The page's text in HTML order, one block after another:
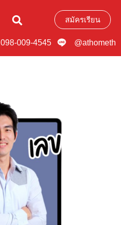
สมัครเรียน
098-009-4545 @athometh